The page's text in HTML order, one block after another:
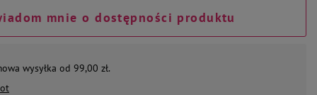
mnie o dostępności produktu
wysyłka od 99,00 zł.